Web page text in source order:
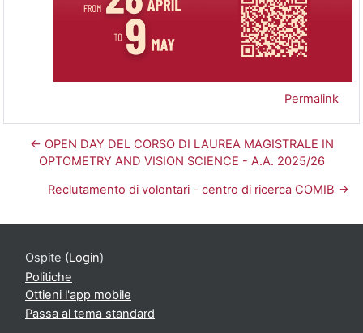
Permalink
← OPEN DAY DEL CORSO DI LAUREA MAGISTRALE IN
OPTOMETRY AND VISION SCIENCE - A.A. 2025/26
Reclutamento di volontari - centro di ricerca COMIB →
Ospite (Login)
Politiche
Ottieni l'app mobile
Passa al tema standard